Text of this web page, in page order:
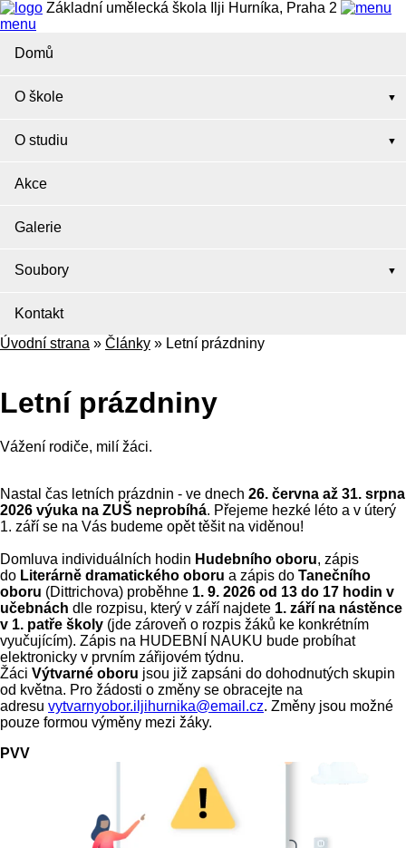
Základní umělecká škola Ilji Hurníka, Praha 2
menu
Domů
O škole
O studiu
Akce
Galerie
Soubory
Kontakt
Úvodní strana » Články » Letní prázdniny
Letní prázdniny
Vážení rodiče, milí žáci.
Nastal čas letních prázdnin - ve dnech 26. června až 31. srpna
2026 výuka na ZUŠ neprobíhá. Přejeme hezké léto a v úterý
1. září se na Vás budeme opět těšit na viděnou!
Domluva individuálních hodin Hudebního oboru, zápis
do Literárně dramatického oboru a zápis do Tanečního
oboru (Dittrichova) proběhne 1. 9. 2026 od 13 do 17 hodin v
učebnách dle rozpisu, který v září najdete 1. září na nástěnce
v 1. patře školy (jde zároveň o rozpis žáků ke konkrétním
vyučujícím). Zápis na HUDEBNÍ NAUKU bude probíhat
elektronicky v prvním zářijovém týdnu.
Žáci Výtvarné oboru jsou již zapsáni do dohodnutých skupin
od května. Pro žádosti o změny se obracejte na
adresu vytvarnyobor.iljihurnika@email.cz. Změny jsou možné
pouze formou výměny mezi žáky.
PVV